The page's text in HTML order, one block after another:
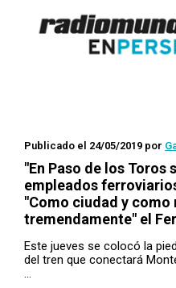
Publicado el 24/05/2019 por
"En Paso de los
empleados
"Como ciudad y
tremendamente" el
Este jueves se colocó la
del tren que conectará
…